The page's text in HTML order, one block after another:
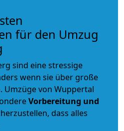
für den Umzug
sind eine stressige
wenn sie über große
Umzüge von Wuppertal
Vorbereitung und
dass alles